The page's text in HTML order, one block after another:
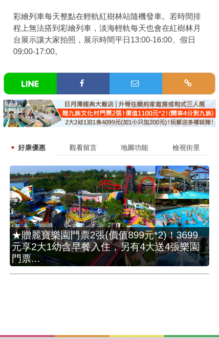
彩繪列車每天整點在輕軌紅樹林站隨機發車。若時間排
程上無法搭到彩繪列車，淡海輕軌每天也會在紅樹林月
台展示讓大家拍照，展示時間平日13:00-16:00、假日
09:00-17:00。
好康優惠 觀看留言 地圖功能 檢視街景
★贈麗寶樂園門票2張(價值899元*2)！3699
元享2大1幼含早餐入住，另有4大送4張樂園
門票...